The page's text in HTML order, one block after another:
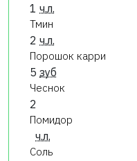
1 ч.л.
Тмин
2 ч.л.
Порошок карри
5 зуб
Чеснок
2
Помидор
ч.л.
Соль